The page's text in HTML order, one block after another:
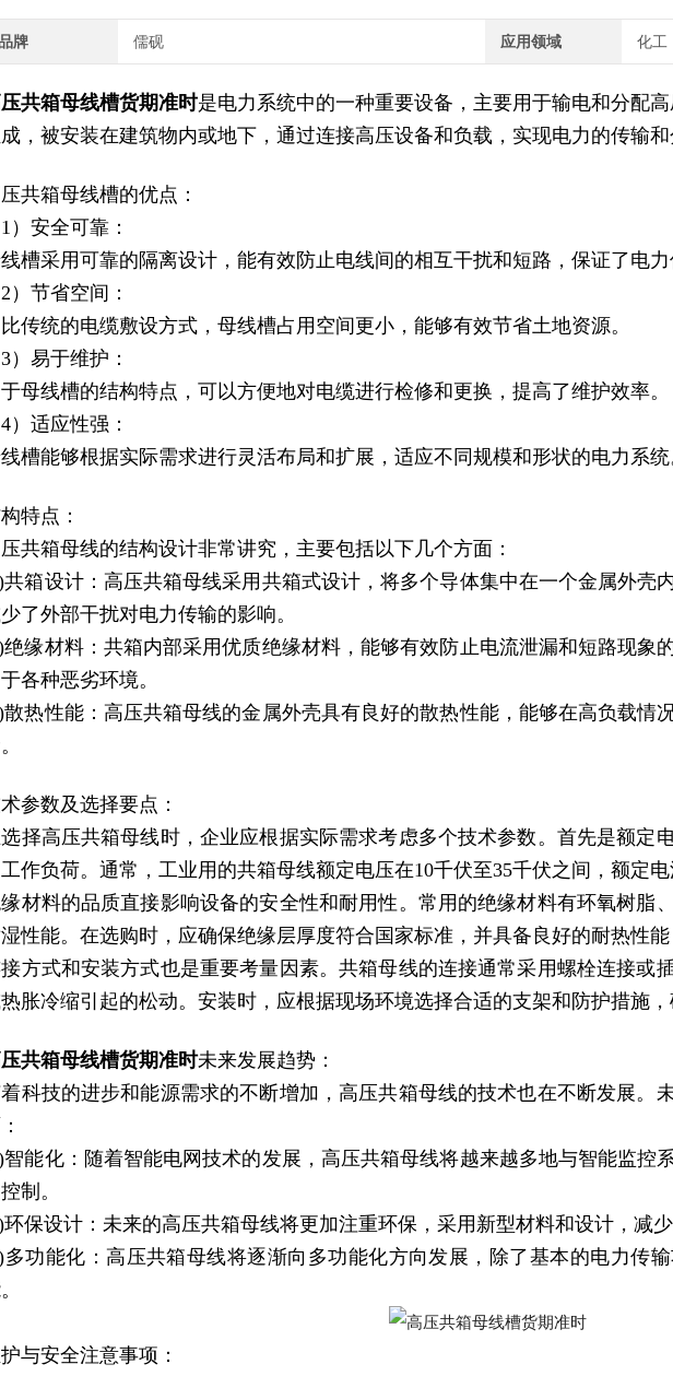
牌 儒砚 应用领域 化工
共箱母线槽货期准时是电力系统中的一种重要设备，主要用于输电和分配
，被安装在建筑物内或地下，通过连接高压设备和负载，实现电力的传输和
共箱母线槽的优点：
1）安全可靠：
槽采用可靠的隔离设计，能有效防止电线间的相互干扰和短路，保证了电力
2）节省空间：
传统的电缆敷设方式，母线槽占用空间更小，能够有效节省土地资源。
3）易于维护：
母线槽的结构特点，可以方便地对电缆进行检修和更换，提高了维护效率。
4）适应性强：
槽能够根据实际需求进行灵活布局和扩展，适应不同规模和形状的电力系统
特点：
共箱母线的结构设计非常讲究，主要包括以下几个方面：
共箱设计：高压共箱母线采用共箱式设计，将多个导体集中在一个金属外壳
了外部干扰对电力传输的影响。
绝缘材料：共箱内部采用优质绝缘材料，能够有效防止电流泄漏和短路现象
各种恶劣环境。
散热性能：高压共箱母线的金属外壳具有良好的散热性能，能够在高负载情
参数及选择要点：
择高压共箱母线时，企业应根据实际需求考虑多个技术参数。首先是额定
作负荷。通常，工业用的共箱母线额定电压在10千伏至35千伏之间，额定
材料的品质直接影响设备的安全性和耐用性。常用的绝缘材料有环氧树脂
性能。在选购时，应确保绝缘层厚度符合国家标准，并具备良好的耐热性能
方式和安装方式也是重要考量因素。共箱母线的连接通常采用螺栓连接或
胀冷缩引起的松动。安装时，应根据现场环境选择合适的支架和防护措施，
共箱母线槽货期准时未来发展趋势：
科技的进步和能源需求的不断增加，高压共箱母线的技术也在不断发展。
智能化：随着智能电网技术的发展，高压共箱母线将越来越多地与智能监控
制。
环保设计：未来的高压共箱母线将更加注重环保，采用新型材料和设计，减少
多功能化：高压共箱母线将逐渐向多功能化方向发展，除了基本的电力传
与安全注意事项：